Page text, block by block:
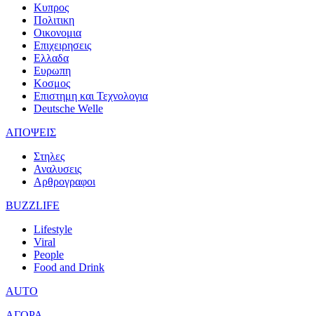
Κυπρος
Πολιτικη
Οικονομια
Επιχειρησεις
Ελλαδα
Ευρωπη
Κοσμος
Επιστημη και Τεχνολογια
Deutsche Welle
ΑΠΟΨΕΙΣ
Στηλες
Αναλυσεις
Αρθρογραφοι
BUZZLIFE
Lifestyle
Viral
People
Food and Drink
AUTO